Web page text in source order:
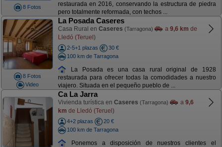
8 Fotos
restaurada en 2016, conservando la estructura de piedra
pero totalmente reformada, con techos ...
8 Fotos
Video
La Posada Caseres
Casa Rural en Caseres (Tarragona) a 9,6 km de
Lledó (Teruel)
2-5+1 plazas
30 €
100 km de Tarragona
La Posada es una casa rural original de 1928
restaurada para ofrecer todas la comodidades a nuestro
viajero. Situada en el pequeño pueblo de ...
Ca La Jarra
Vivienda turística en Caseres (Tarragona) a 9,6
km de Lledó (Teruel)
4+2 plazas
20 €
100 km de Tarragona
Ponemos a disposición de nuestros clientes el